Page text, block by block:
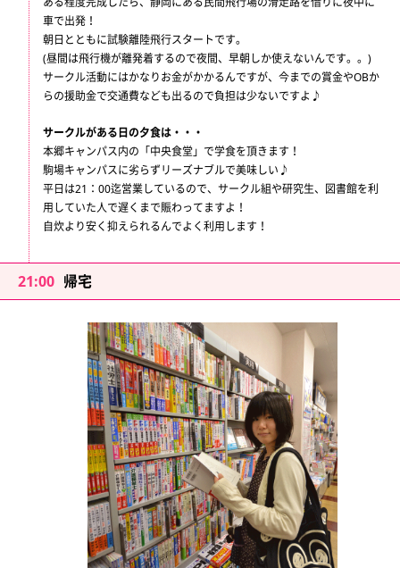
車で出発！
朝日とともに試験離陸飛行スタートです。
(昼間は飛行機が離発着するので夜間、早朝しか使えないんです。。)
サークル活動にはかなりお金がかかるんですが、今までの賞金やOBか
らの援助金で交通費なども出るので負担は少ないですよ♪
サークルがある日の夕食は・・・
本郷キャンパス内の「中央食堂」で学食を頂きます！
駒場キャンパスに劣らずリーズナブルで美味しい♪
平日は21：00迄営業しているので、サークル組や研究生、図書館を利
用していた人で遅くまで賑わってますよ！
自炊より安く抑えられるんでよく利用します！
21:00 帰宅